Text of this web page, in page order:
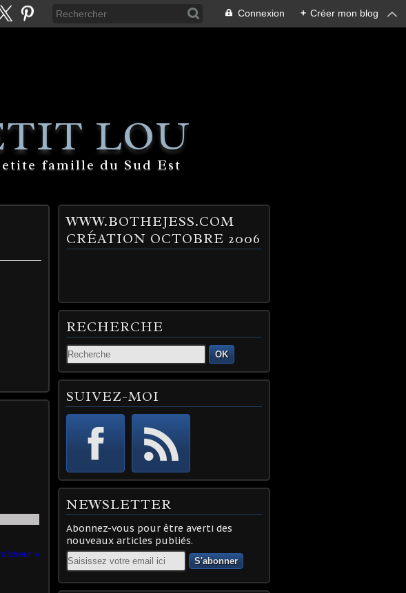
Connexion + Créer mon blog
LOU
famille du Sud Est
WWW.BOTHEJESS.COM
CRÉATION OCTOBRE 2006
RECHERCHE
OK
SUIVEZ-MOI
NEWSLETTER
Abonnez-vous pour être averti des
nouveaux articles publiés.
Email